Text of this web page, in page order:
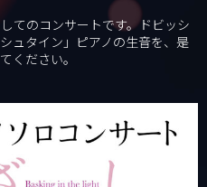
てのコンサートです。ドビッシ
ュタイン」ピアノの生音を、是
ください。